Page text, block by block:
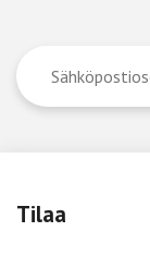
Tilaa